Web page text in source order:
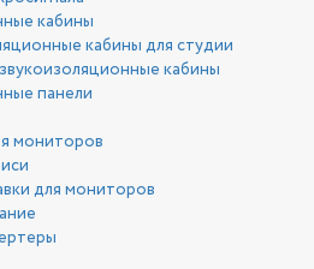
кабины
кабины для студии
кабины
панели
мониторов
для мониторов